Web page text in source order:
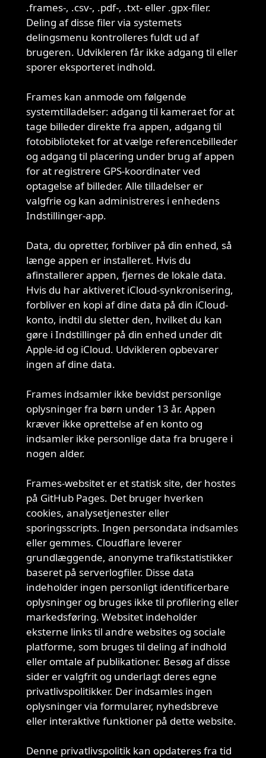
Dataeksport
.frames-, .csv-, .pdf-, .txt- eller .gpx-filer.
Deling af disse filer via systemets
delingsmenu kontrolleres fuldt ud af
brugeren. Udvikleren får ikke adgang til eller
sporer eksporteret indhold.
Tilladelser
Frames kan anmode om følgende
systemtilladelser: adgang til kameraet for at
tage billeder direkte fra appen, adgang til
fotobiblioteket for at vælge referencebilleder
og adgang til placering under brug af appen
for at registrere GPS-koordinater ved
optagelse af billeder. Alle tilladelser er
valgfrie og kan administreres i enhedens
Indstillinger-app.
Dataopbevaring
og
sletning
Data, du opretter, forbliver på din enhed, så
længe appen er installeret. Hvis du
afinstallerer appen, fjernes de lokale data.
Hvis du har aktiveret iCloud-synkronisering,
forbliver en kopi af dine data på din iCloud-
konto, indtil du sletter den, hvilket du kan
gøre i Indstillinger på din enhed under dit
Apple-id og iCloud. Udvikleren opbevarer
ingen af dine data.
Børns
privatliv
Frames indsamler ikke bevidst personlige
oplysninger fra børn under 13 år. Appen
kræver ikke oprettelse af en konto og
indsamler ikke personlige data fra brugere i
nogen alder.
Websted
Frames-websitet er et statisk site, der hostes
på GitHub Pages. Det bruger hverken
cookies, analysetjenester eller
sporingsscripts. Ingen persondata indsamles
eller gemmes. Cloudflare leverer
grundlæggende, anonyme trafikstatistikker
baseret på serverlogfiler. Disse data
indeholder ingen personligt identificerbare
oplysninger og bruges ikke til profilering eller
markedsføring. Websitet indeholder
eksterne links til andre websites og sociale
platforme, som bruges til deling af indhold
eller omtale af publikationer. Besøg af disse
sider er valgfrit og underlagt deres egne
privatlivspolitikker. Der indsamles ingen
oplysninger via formularer, nyhedsbreve
eller interaktive funktioner på dette website.
Denne privatlivspolitik kan opdateres fra tid